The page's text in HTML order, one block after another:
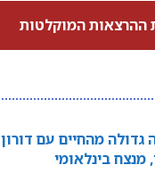
ההרצאות המוקלטות
גדולה מהחיים עם דורון
מנצח בינלאומי